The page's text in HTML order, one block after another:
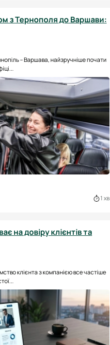
з Тернополя до Варшави:
– Варшава, найзручніше почати
1 хв
на довіру клієнтів та
клієнта з компанією все частіше